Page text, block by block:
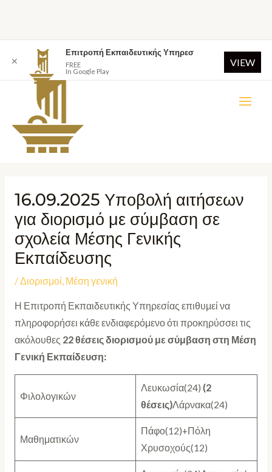
16.09.2025 Υποβολή αιτήσεων
για διορισμό με σύμβαση σε
σχολεία Μέσης Γενικής
Εκπαίδευσης
/Διορισμοί, Μέση γενική
Η Επιτροπή Εκπαιδευτικής Υπηρεσίας επιθυμεί να
πληροφορήσει κάθε ενδιαφερόμενο ότι προκηρύσσει τις
ακόλουθες 22 θέσειςδιορισμού με σύμβαση στη Μέση
Γενική Εκπαίδευση:
Φιλολογικών
Λευκωσία(24) (2
θέσεις)Λάρνακα(24)
Μαθηματικών
Πάφο(12)+Πόλη
Χρυσοχούς(12)
✕
Επιτροπή Εκπαιδευτικής Υπηρεσ
FREE
In Google Play
VIEW